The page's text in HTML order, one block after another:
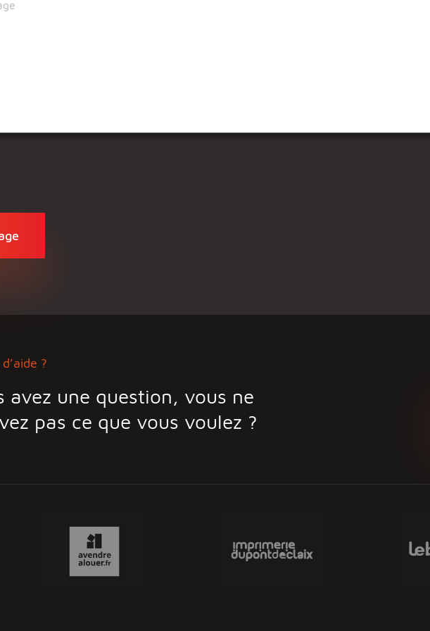
?
avez une question, vous ne
pas ce que vous voulez ?